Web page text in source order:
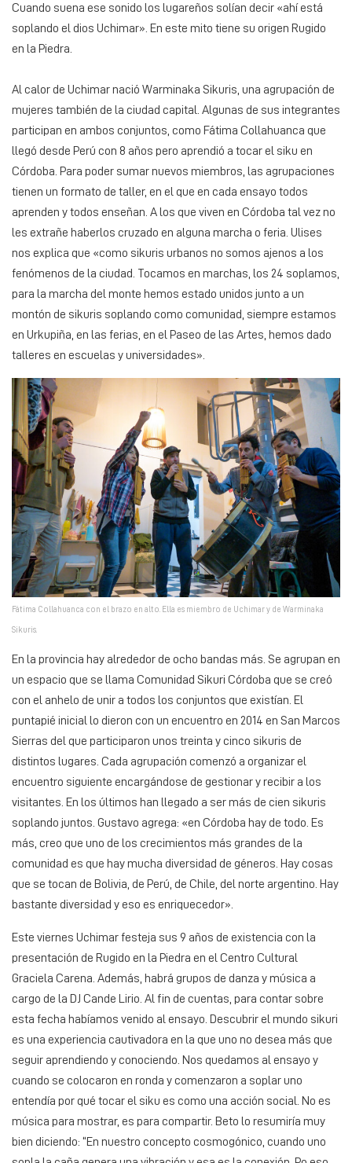
Cuando suena ese sonido los lugareños solían decir «ahí está
soplando el dios Uchimar». En este mito tiene su origen Rugido
en la Piedra.
Al calor de Uchimar nació Warminaka Sikuris, una agrupación de
mujeres también de la ciudad capital. Algunas de sus integrantes
participan en ambos conjuntos, como Fátima Collahuanca que
llegó desde Perú con 8 años pero aprendió a tocar el siku en
Córdoba. Para poder sumar nuevos miembros, las agrupaciones
tienen un formato de taller, en el que en cada ensayo todos
aprenden y todos enseñan. A los que viven en Córdoba tal vez no
les extrañe haberlos cruzado en alguna marcha o feria. Ulises
nos explica que «como sikuris urbanos no somos ajenos a los
fenómenos de la ciudad. Tocamos en marchas, los 24 soplamos,
para la marcha del monte hemos estado unidos junto a un
montón de sikuris soplando como comunidad, siempre estamos
en Urkupiña, en las ferias, en el Paseo de las Artes, hemos dado
talleres en escuelas y universidades».
Fátima Collahuanca con el brazo en alto. Ella es miembro de Uchimar y de Warminaka
Sikuris.
En la provincia hay alrededor de ocho bandas más. Se agrupan en
un espacio que se llama Comunidad Sikuri Córdoba que se creó
con el anhelo de unir a todos los conjuntos que existían. El
puntapié inicial lo dieron con un encuentro en 2014 en San Marcos
Sierras del que participaron unos treinta y cinco sikuris de
distintos lugares. Cada agrupación comenzó a organizar el
encuentro siguiente encargándose de gestionar y recibir a los
visitantes. En los últimos han llegado a ser más de cien sikuris
soplando juntos. Gustavo agrega: «en Córdoba hay de todo. Es
más, creo que uno de los crecimientos más grandes de la
comunidad es que hay mucha diversidad de géneros. Hay cosas
que se tocan de Bolivia, de Perú, de Chile, del norte argentino. Hay
bastante diversidad y eso es enriquecedor».
Este viernes Uchimar festeja sus 9 años de existencia con la
presentación de Rugido en la Piedra en el Centro Cultural
Graciela Carena. Además, habrá grupos de danza y música a
cargo de la DJ Cande Lirio. Al fin de cuentas, para contar sobre
esta fecha habíamos venido al ensayo. Descubrir el mundo sikuri
es una experiencia cautivadora en la que uno no desea más que
seguir aprendiendo y conociendo. Nos quedamos al ensayo y
cuando se colocaron en ronda y comenzaron a soplar uno
entendía por qué tocar el siku es como una acción social. No es
música para mostrar, es para compartir. Beto lo resumiría muy
bien diciendo: “En nuestro concepto cosmogónico, cuando uno